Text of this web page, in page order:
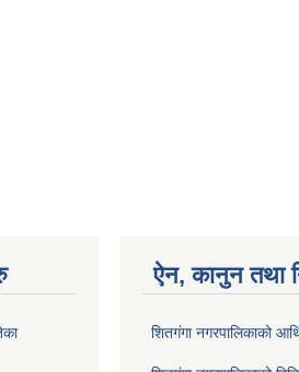
ऐन, कानुन तथा
शितगंगा नगरपालिकाको